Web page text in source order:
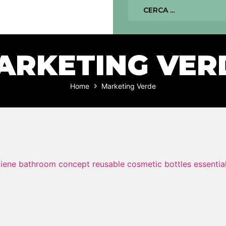
Home Marketing Verde